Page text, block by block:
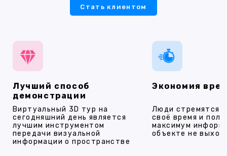
Стать клиентом
Лучший способ
демонстрации
Виртуальный 3D тур на
сегодняшний день является
лучшим инструментом
передачи визуальной
информации о пространстве
Экономия
Люди стремятся
своё время и
максимум
объекте не